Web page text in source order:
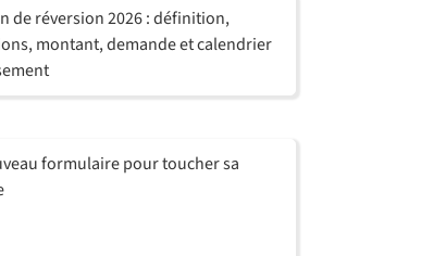
de réversion 2026 : définition,
montant, demande et calendrier
formulaire pour toucher sa